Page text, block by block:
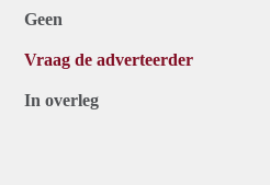
Geen
Vraag de adverteerder
In overleg